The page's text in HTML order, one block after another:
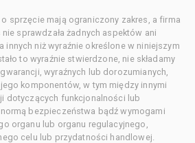
sprzęcie mają ograniczony zakres, a firma
sprawdzała żadnych aspektów ani
innych niż wyraźnie określone w niniejszym
to wyraźnie stwierdzone, nie składamy
wyraźnych lub dorozumianych,
komponentów, w tym między innymi
dotyczących funkcjonalności lub
bezpieczeństwa bądź wymogami
organu lub organu regulacyjnego,
celu lub przydatności handlowej.